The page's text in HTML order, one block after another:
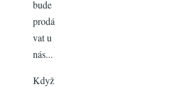
bude
prodá
vat u
nás...
Když